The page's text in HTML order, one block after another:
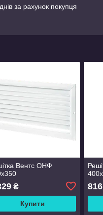
за рахунок покупця
Вентс ОНФ
₴
Купити
816